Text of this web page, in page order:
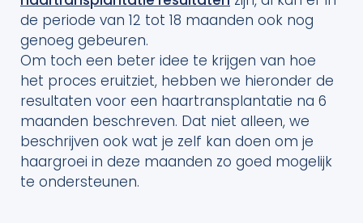
de periode van 12 tot 18 maanden ook nog
genoeg gebeuren.
Om toch een beter idee te krijgen van hoe
het proces eruitziet, hebben we hieronder de
resultaten voor een haartransplantatie na 6
maanden beschreven. Dat niet alleen, we
beschrijven ook wat je zelf kan doen om je
haargroei in deze maanden zo goed mogelijk
te ondersteunen.